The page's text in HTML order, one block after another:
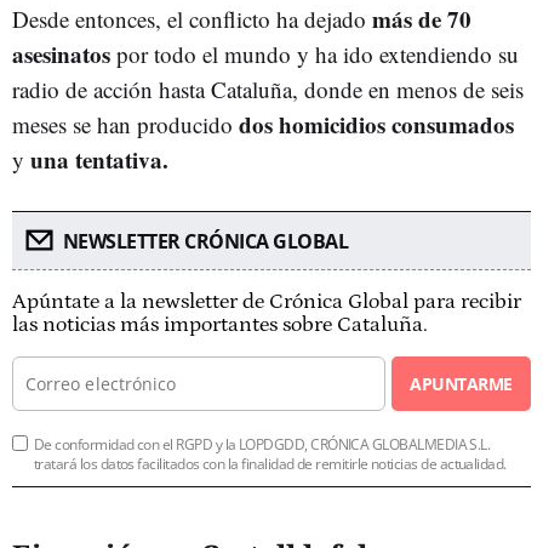
Desde entonces, el conflicto ha dejado más de 70
asesinatos por todo el mundo y ha ido extendiendo su
radio de acción hasta Cataluña, donde en menos de seis
meses se han producido dos homicidios consumados
y una tentativa.
NEWSLETTER CRÓNICA GLOBAL
Apúntate a la newsletter de Crónica Global para recibir
las noticias más importantes sobre Cataluña.
APUNTARME
De conformidad con el RGPD y la LOPDGDD, CRÓNICA GLOBALMEDIA S.L.
tratará los datos facilitados con la finalidad de remitirle noticias de actualidad.